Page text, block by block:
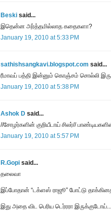
Beski said...
இதென்ன அர்த்தமில்லாத கதைகளா?
January 19, 2010 at 5:33 PM
sathishsangkavi.blogspot.com said...
ரீமாவப் பத்தி இன்னும் கொஞ்சம் சொல்லி
January 19, 2010 at 5:38 PM
Ashok D said...
//சோழர்களின் குறியீடாய் சிலர்//
January 19, 2010 at 5:57 PM
R.Gopi said...
தலைவா
இப்போதான் “டக்ளஸ் ராஜூ” போட்டு
இது அதை விட பெரிய டெர்ரரா